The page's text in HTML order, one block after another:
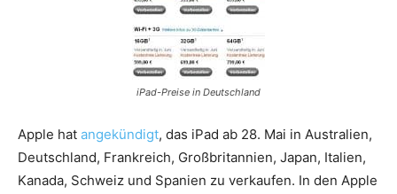
iPad-Preise in Deutschland
Apple hat angekündigt, das iPad ab 28. Mai in Australien,
Deutschland, Frankreich, Großbritannien, Japan, Italien,
Kanada, Schweiz und Spanien zu verkaufen. In den Apple